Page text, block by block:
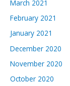
March 2021
February 2021
January 2021
December 2020
November 2020
October 2020